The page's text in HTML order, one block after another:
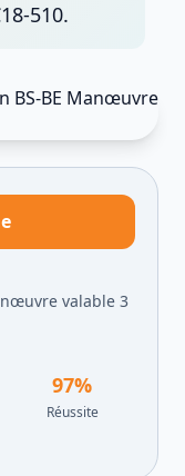
510.
valable 3
97%
Réussite